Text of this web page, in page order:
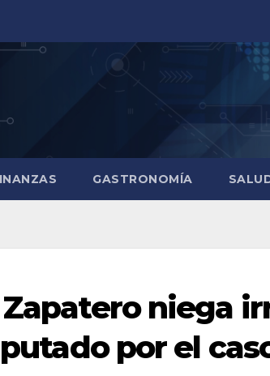
GASTRONOMÍA
niega
por el